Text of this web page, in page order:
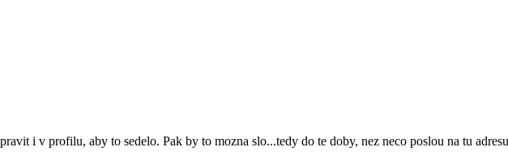
i v profilu, aby to sedelo. Pak by to mozna slo...tedy do te doby, nez neco poslou na tu